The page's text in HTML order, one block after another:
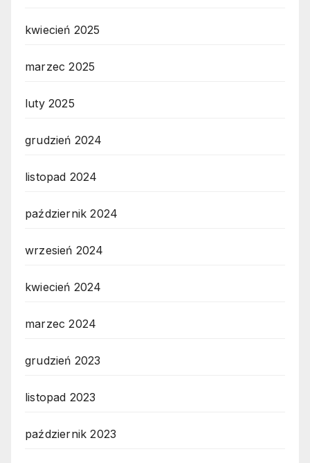
kwiecień 2025
marzec 2025
luty 2025
grudzień 2024
listopad 2024
październik 2024
wrzesień 2024
kwiecień 2024
marzec 2024
grudzień 2023
listopad 2023
październik 2023